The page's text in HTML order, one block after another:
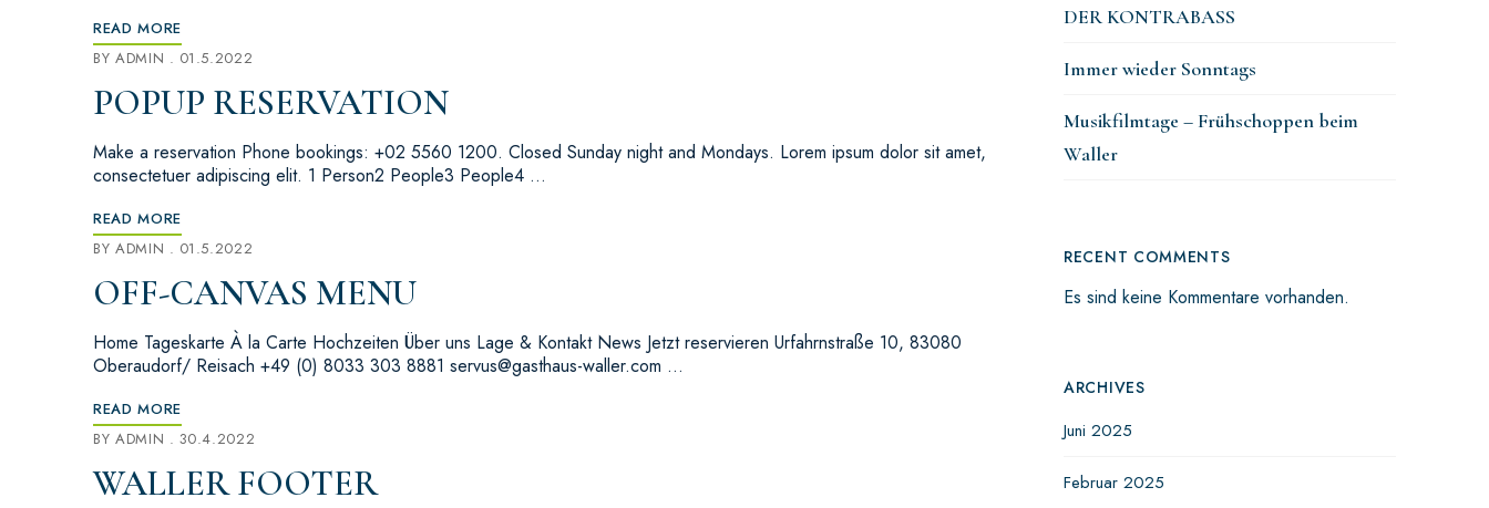
READ MORE
BY ADMIN 01.5.2022
POPUP RESERVATION
Make a reservation Phone bookings: +02 5560 1200. Closed Sunday night and Mondays. Lorem ipsum dolor sit amet,
consectetuer adipiscing elit. 1 Person2 People3 People4 …
READ MORE
BY ADMIN 01.5.2022
OFF-CANVAS MENU
Home Tageskarte À la Carte Hochzeiten Über uns Lage & Kontakt News Jetzt reservieren Urfahrnstraße 10, 83080
Oberaudorf/ Reisach +49 (0) 8033 303 8881 servus@gasthaus-waller.com …
READ MORE
BY ADMIN 30.4.2022
WALLER FOOTER
DER KONTRABASS
Immer wieder Sonntags
Musikfilmtage – Frühschoppen beim
Waller
RECENT COMMENTS
Es sind keine Kommentare vorhanden.
ARCHIVES
Juni 2025
Februar 2025